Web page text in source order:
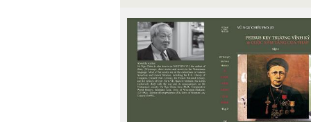
PHẠM HỒNG SƠN
Phạm Mạnh Hào chuyển ngữ
PHẠM NGỌC CẢNH NAM
PHẠM NGỌC LƯƠNG
Phạm Phú Cường (chuyển ngữ)
Phạm Phương
PHẠM QUANG TRUNG